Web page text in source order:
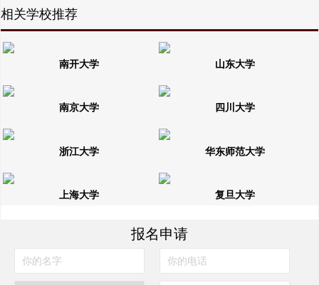
相关学校推荐
南开大学 山东大学
南京大学 四川大学
浙江大学 华东师范大学
上海大学 复旦大学
报名申请